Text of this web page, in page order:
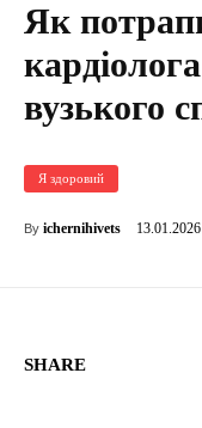
Як
вузького
Я здоровий
By ichernihivets 13.01.2026
SHARE